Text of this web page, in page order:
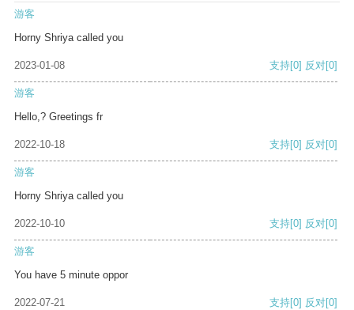
游客
Horny Shriya called you
2023-01-08 支持[0] 反对[0]
游客
Hello,? Greetings fr
2022-10-18 支持[0] 反对[0]
游客
Horny Shriya called you
2022-10-10 支持[0] 反对[0]
游客
You have 5 minute oppor
2022-07-21 支持[0] 反对[0]